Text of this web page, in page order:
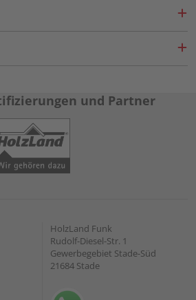
und Partner
HolzLand Funk
Rudolf-Diesel-Str. 1
Gewerbegebiet Stade-Süd
21684 Stade